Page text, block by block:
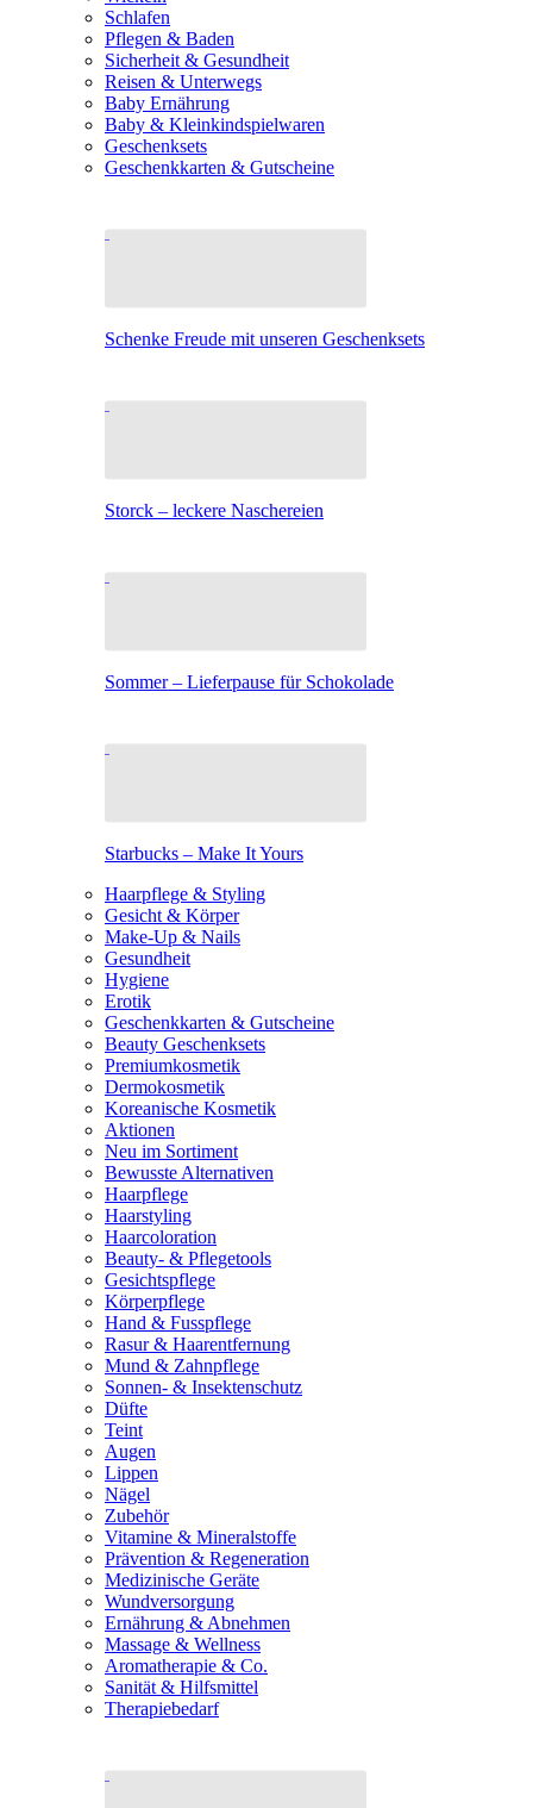
Schlafen
Pflegen & Baden
Sicherheit & Gesundheit
Reisen & Unterwegs
Baby Ernährung
Baby & Kleinkindspielwaren
Geschenksets
Geschenkkarten & Gutscheine
Schenke Freude mit unseren Geschenksets
Storck – leckere Naschereien
Sommer – Lieferpause für Schokolade
Starbucks – Make It Yours
Haarpflege & Styling
Gesicht & Körper
Make-Up & Nails
Gesundheit
Hygiene
Erotik
Geschenkkarten & Gutscheine
Beauty Geschenksets
Premiumkosmetik
Dermokosmetik
Koreanische Kosmetik
Aktionen
Neu im Sortiment
Bewusste Alternativen
Haarpflege
Haarstyling
Haarcoloration
Beauty- & Pflegetools
Gesichtspflege
Körperpflege
Hand & Fusspflege
Rasur & Haarentfernung
Mund & Zahnpflege
Sonnen- & Insektenschutz
Düfte
Teint
Augen
Lippen
Nägel
Zubehör
Vitamine & Mineralstoffe
Prävention & Regeneration
Medizinische Geräte
Wundversorgung
Ernährung & Abnehmen
Massage & Wellness
Aromatherapie & Co.
Sanität & Hilfsmittel
Therapiebedarf